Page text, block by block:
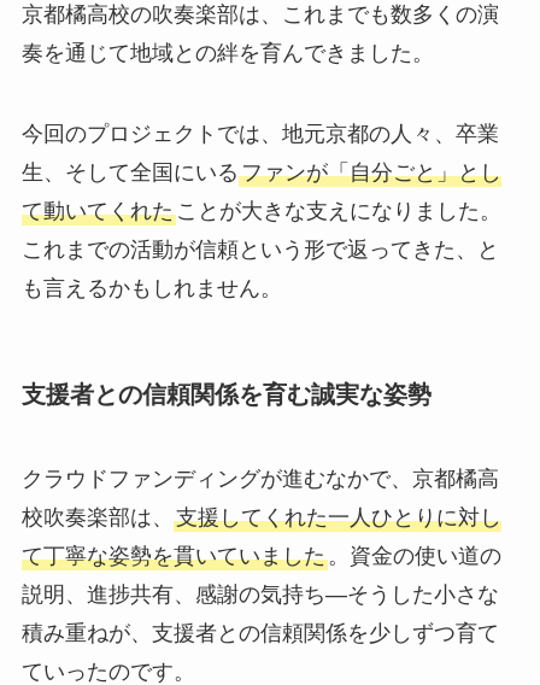
京都橘高校の吹奏楽部は、これまでも数多くの演
奏を通じて地域との絆を育んできました。
今回のプロジェクトでは、地元京都の人々、卒業
生、そして全国にいるファンが「自分ごと」とし
て動いてくれたことが大きな支えになりました。
これまでの活動が信頼という形で返ってきた、と
も言えるかもしれません。
支援者との信頼関係を育む誠実な姿勢
クラウドファンディングが進むなかで、京都橘高
校吹奏楽部は、 支援してくれた一人ひとりに対し
て丁寧な姿勢を貫いていました。資金の使い道の
説明、進捗共有、感謝の気持ち―そうした小さな
積み重ねが、支援者との信頼関係を少しずつ育て
ていったのです。